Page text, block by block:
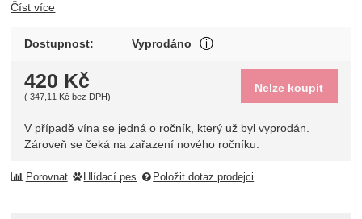
Číst více
Dostupnost: Vyprodáno
420 Kč
( 347,11 Kč bez DPH)
Nelze koupit
V případě vína se jedná o ročník, který už byl vyprodán.
Zároveň se čeká na zařazení nového ročníku.
Porovnat Hlídací pes Položit dotaz prodejci